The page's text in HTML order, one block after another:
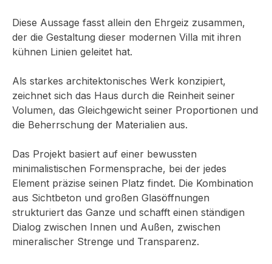
Diese Aussage fasst allein den Ehrgeiz zusammen,
der die Gestaltung dieser modernen Villa mit ihren
kühnen Linien geleitet hat.
Als starkes architektonisches Werk konzipiert,
zeichnet sich das Haus durch die Reinheit seiner
Volumen, das Gleichgewicht seiner Proportionen und
die Beherrschung der Materialien aus.
Das Projekt basiert auf einer bewussten
minimalistischen Formensprache, bei der jedes
Element präzise seinen Platz findet. Die Kombination
aus Sichtbeton und großen Glasöffnungen
strukturiert das Ganze und schafft einen ständigen
Dialog zwischen Innen und Außen, zwischen
mineralischer Strenge und Transparenz.